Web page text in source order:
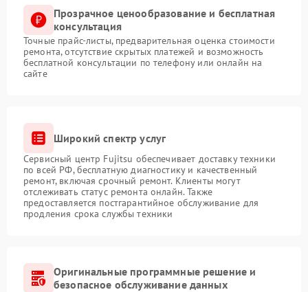
Прозрачное ценообразование и бесплатная
консультация
Точные прайс-листы, предварительная оценка стоимости
ремонта, отсутствие скрытых платежей и возможность
бесплатной консультации по телефону или онлайн на
сайте
Широкий спектр услуг
Сервисный центр Fujitsu обеспечивает доставку техники
по всей РФ, бесплатную диагностику и качественный
ремонт, включая срочный ремонт. Клиенты могут
отслеживать статус ремонта онлайн. Также
предоставляется постгарантийное обслуживание для
продления срока службы техники
Оригинальные программные решение и
безопасное обслуживание данных